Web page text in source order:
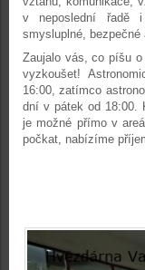
v neposlední řadě
smysluplné, bezpečné
Zaujalo vás, co píšu
vyzkoušet!
16:00, zatímco
dní v pátek od 18:00.
je možné přímo v
počkat, nabízíme